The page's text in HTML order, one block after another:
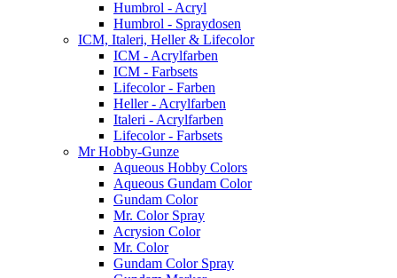
Humbrol - Acryl
Humbrol - Spraydosen
ICM, Italeri, Heller & Lifecolor
ICM - Acrylfarben
ICM - Farbsets
Lifecolor - Farben
Heller - Acrylfarben
Italeri - Acrylfarben
Lifecolor - Farbsets
Mr Hobby-Gunze
Aqueous Hobby Colors
Aqueous Gundam Color
Gundam Color
Mr. Color Spray
Acrysion Color
Mr. Color
Gundam Color Spray